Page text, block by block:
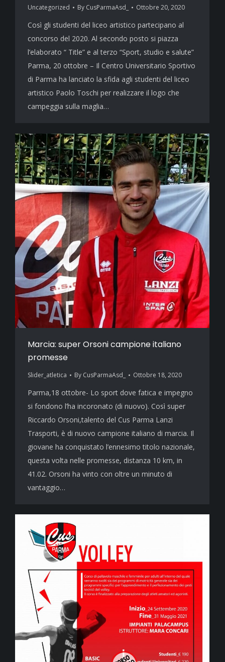
Uncategorized By CusParmaAsd_ Ottobre 20, 2020
Così gli studenti del liceo artistico partecipano al
concorso del 2020. Al secondo posto si piazza
l’elaborato “ Title” e al terzo “Sport, studio e salute”
Parma, 20 ottobre – Il Centro Universitario Sportivo
di Parma ha lanciato la sfida agli studenti del liceo
artistico Paolo Toschi per realizzare il logo che
campeggia sulla maglia…
Marcia: super Orsoni campione italiano
promesse
Slider_atletica By CusParmaAsd_ Ottobre 18, 2020
Parma,18 ottobre- Lo sport dove fatica e impegno
si fondono l’ha incoronato (di nuovo). Così super
Riccardo Orsoni,talento del Cus Parma Lanzi
Trasporti, è di nuovo campione italiano di marcia. Il
giovane ha conquistato l’ennesimo titolo nazionale,
questa volta nelle promesse, distanza 10 km, in
41.02. Orsoni ha vinto con oltre un minuto di
vantaggio…